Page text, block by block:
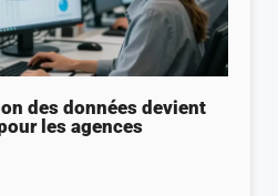
des données devient
les agences